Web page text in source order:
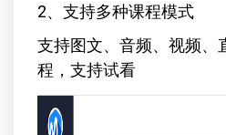
2、支持多种课程模式
支持图文、音频、视频、
程，支持试看